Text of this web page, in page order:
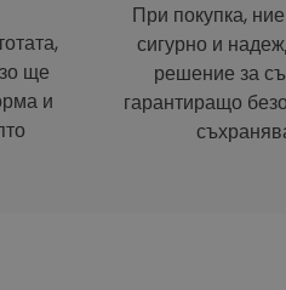
ще
и
При покупка,
сигурно и
решение за
гарантиращо